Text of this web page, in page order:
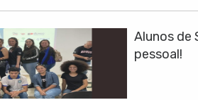
Alunos de
pessoal!